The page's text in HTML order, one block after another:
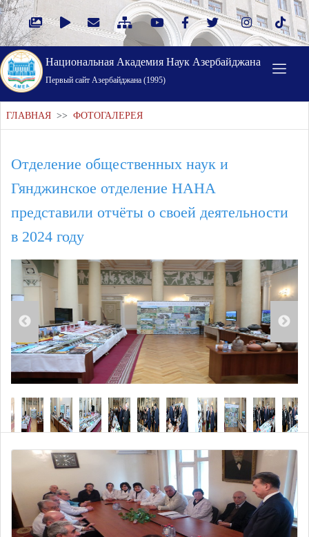
Национальная Академия Наук Азербайджана
Первый cайт Азербайджана (1995)
ГЛАВНАЯ >> ФОТОГАЛЕРЕЯ
Отделение общественных наук и
Гянджинское отделение НАНА
представили отчёты о своей деятельности
в 2024 году